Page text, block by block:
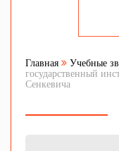
Главная Учебные
государственный
Сенкевича